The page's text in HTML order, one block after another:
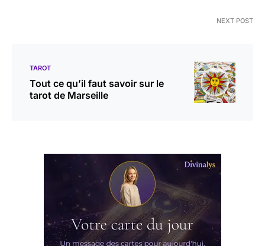
NEXT POST
TAROT
Tout ce qu’il faut savoir sur le
tarot de Marseille